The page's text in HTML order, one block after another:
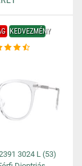
KEDVEZMÉNY
3024 L (53)